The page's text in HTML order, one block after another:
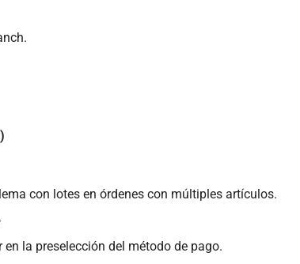
con lotes en órdenes con múltiples artículos.
en la preselección del método de pago.